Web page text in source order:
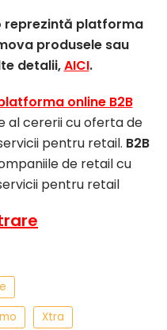
reprezintă platforma
produsele sau
detalii,AICI.
online B2B
al cererii cu oferta de
pentru retail. B2B
de retail cu
pentru retail
Xtra